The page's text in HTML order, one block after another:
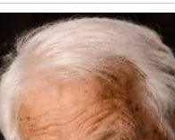
velika vrata!
neočekivan preokret
doći onda kada je
ih nikada nije zaboravila.